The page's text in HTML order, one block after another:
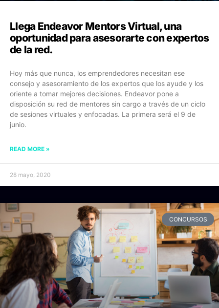
Llega Endeavor Mentors Virtual, una
oportunidad para asesorarte con expertos
de la red.
Hoy más que nunca, los emprendedores necesitan ese
consejo y asesoramiento de los expertos que los ayude y los
oriente a tomar mejores decisiones. Endeavor pone a
disposición su red de mentores sin cargo a través de un ciclo
de sesiones virtuales y enfocadas. La primera será el 9 de
junio.
READ MORE »
28 mayo, 2020
CONCURSOS